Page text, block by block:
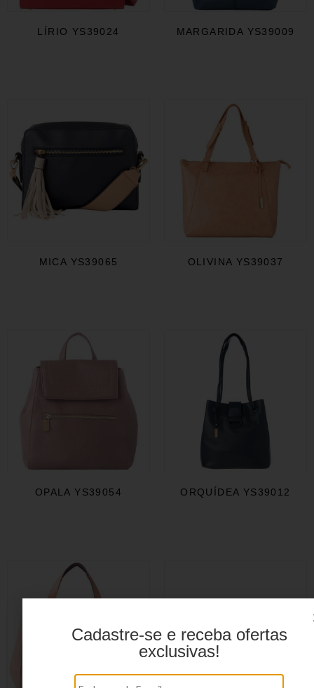
LÍRIO YS39024 MARGARIDA YS39009
MICA YS39065 OLIVINA YS39037
OPALA YS39054 ORQUÍDEA YS39012
Cadastre-se e receba ofertas
exclusivas!